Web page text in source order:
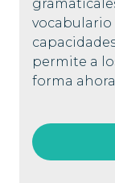
vocabulario
permite a
forma